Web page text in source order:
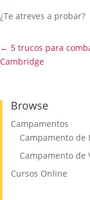
¿Te atreves a probar?
← 5 trucos para
Cambridge
Browse
Campamentos
Campamento de
Campamento de
Cursos Online